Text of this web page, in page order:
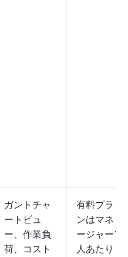
ガントチャ
ートビュ
ー、作業負
荷、コスト
有料プラ
ンはマネ
ージャー1
人あたり